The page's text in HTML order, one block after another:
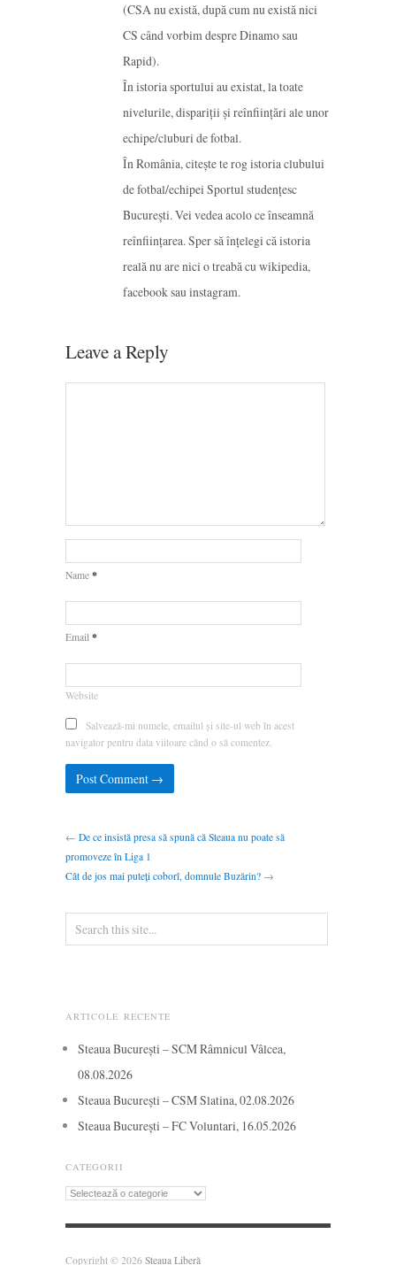
(CSA nu există, după cum nu există nici
CS când vorbim despre Dinamo sau
Rapid).
În istoria sportului au existat, la toate
nivelurile, dispariții și reînființări ale unor
echipe/cluburi de fotbal.
În România, citește te rog istoria clubului
de fotbal/echipei Sportul studențesc
București. Vei vedea acolo ce înseamnă
reînființarea. Sper să înțelegi că istoria
reală nu are nici o treabă cu wikipedia,
facebook sau instagram.
Leave a Reply
Name *
Email *
Website
Salvează-mi numele, emailul și site-ul web în acest
navigator pentru data viitoare când o să comentez.
← De ce insistă presa să spună că Steaua nu poate să
promoveze în Liga 1
Cât de jos mai puteți coborî, domnule Buzărin? →
ARTICOLE RECENTE
Steaua București – SCM Râmnicul Vâlcea,
08.08.2026
Steaua București – CSM Slatina, 02.08.2026
Steaua București – FC Voluntari, 16.05.2026
CATEGORII
Categorii
Copyright © 2026 Steaua Liberă